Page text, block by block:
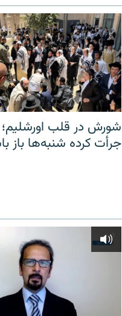
شورش در قلب اورشلیم؛
جرأت کرده شنبه‌ها باز